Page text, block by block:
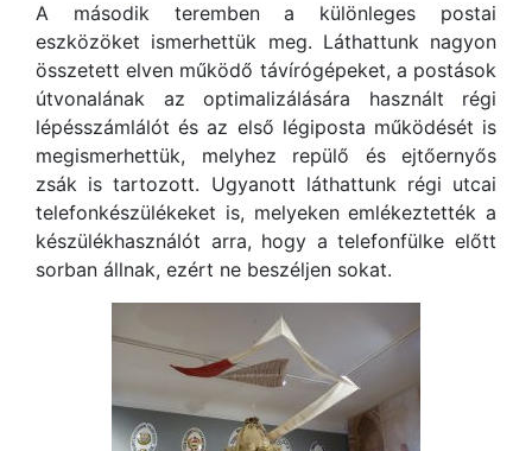
A második teremben a különleges postai
eszközöket ismerhettük meg. Láthattunk nagyon
összetett elven működő távírógépeket, a postások
útvonalának az optimalizálására használt régi
lépésszámlálót és az első légiposta működését is
megismerhettük, melyhez repülő és ejtőernyős
zsák is tartozott. Ugyanott láthattunk régi utcai
telefonkészülékeket is, melyeken emlékeztették a
készülékhasználót arra, hogy a telefonfülke előtt
sorban állnak, ezért ne beszéljen sokat.